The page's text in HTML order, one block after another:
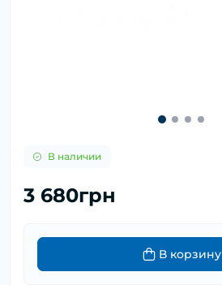
В наличии
3 680грн
В корзину